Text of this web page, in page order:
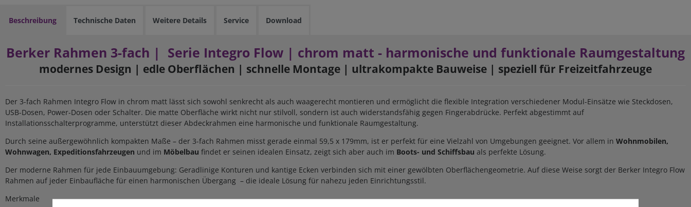
Beschreibung Technische Daten Weitere Details Service Download
Berker Rahmen 3-fach | Serie Integro Flow | chrom matt - harmonische und funktionale Raumgestaltung
modernes Design | edle Oberflächen | schnelle Montage | ultrakompakte Bauweise | speziell für Freizeitfahrzeuge
Der 3-fach Rahmen Integro Flow in chrom matt lässt sich sowohl senkrecht als auch waagerecht montieren und ermöglicht die flexible Integration verschiedener Modul-Einsätze wie Steckdosen,
USB-Dosen, Power-Dosen oder Schalter. Die matte Oberfläche wirkt nicht nur stilvoll, sondern ist auch widerstandsfähig gegen Fingerabdrücke. Perfekt abgestimmt auf
Installationsschalterprogramme, unterstützt dieser Abdeckrahmen eine harmonische und funktionale Raumgestaltung.
Durch seine außergewöhnlich kompakten Maße – der 3-fach Rahmen misst gerade einmal 59,5 x 179mm, ist er perfekt für eine Vielzahl von Umgebungen geeignet. Vor allem in Wohnmobilen,
Wohnwagen, Expeditionsfahrzeugen und im Möbelbau findet er seinen idealen Einsatz, zeigt sich aber auch im Boots- und Schiffsbau als perfekte Lösung.
Der moderne Rahmen für jede Einbauumgebung: Geradlinige Konturen und kantige Ecken verbinden sich mit einer gewölbten Oberflächengeometrie. Auf diese Weise sorgt der Berker Integro Flow
Rahmen auf jeder Einbaufläche für einen harmonischen Übergang – die ideale Lösung für nahezu jeden Einrichtungsstil.
Merkmale